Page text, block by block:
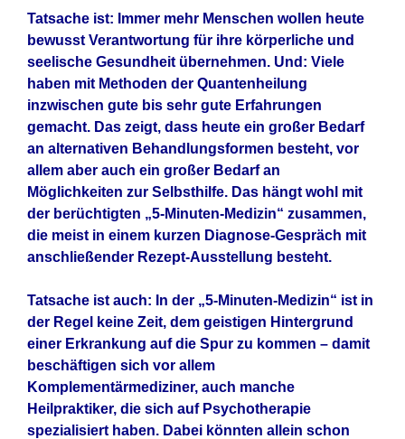
Tatsache ist: Immer mehr Menschen wollen heute
bewusst Verantwortung für ihre körperliche und
seelische Gesundheit übernehmen. Und: Viele
haben mit Methoden der Quantenheilung
inzwischen gute bis sehr gute Erfahrungen
gemacht. Das zeigt, dass heute ein großer Bedarf
an alternativen Behandlungsformen besteht, vor
allem aber auch ein großer Bedarf an
Möglichkeiten zur Selbsthilfe. Das hängt wohl mit
der berüchtigten „5-Minuten-Medizin“ zusammen,
die meist in einem kurzen Diagnose-Gespräch mit
anschließender Rezept-Ausstellung besteht.
Tatsache ist auch: In der „5-Minuten-Medizin“ ist in
der Regel keine Zeit, dem geistigen Hintergrund
einer Erkrankung auf die Spur zu kommen – damit
beschäftigen sich vor allem
Komplementärmediziner, auch manche
Heilpraktiker, die sich auf Psychotherapie
spezialisiert haben. Dabei könnten allein schon